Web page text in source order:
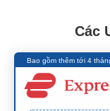
Các
Bao gồm thêm tới 4